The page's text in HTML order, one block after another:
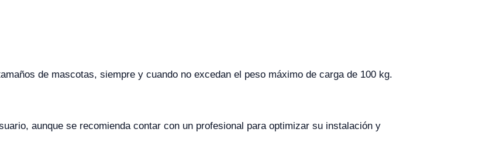
de mascotas, siempre y cuando no excedan el peso máximo de carga de 100 kg.
aunque se recomienda contar con un profesional para optimizar su instalación y